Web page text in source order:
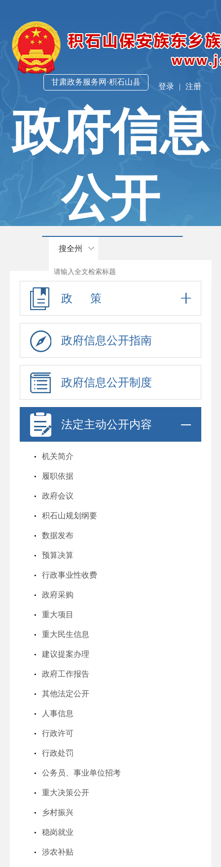
登录 | 注册
甘肃政务服务网·积石山县
政府信息
公开
搜全州
政 策
政府信息公开指南
政府信息公开制度
法定主动公开内容
机关简介
履职依据
政府会议
积石山规划纲要
数据发布
预算决算
行政事业性收费
政府采购
重大项目
重大民生信息
建议提案办理
政府工作报告
其他法定公开
人事信息
行政许可
行政处罚
公务员、事业单位招考
重大决策公开
乡村振兴
稳岗就业
涉农补贴